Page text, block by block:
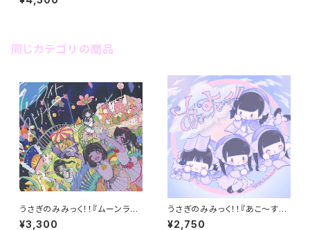
説本付
同じカテゴリの商品
うさぎのみみっく！！『ムーンライ
トストリート』（1stAlbum）
¥3,300
うさぎのみみっく！！『あこ～すて
ぃっく！！』(MiniAlbum)
¥2,750